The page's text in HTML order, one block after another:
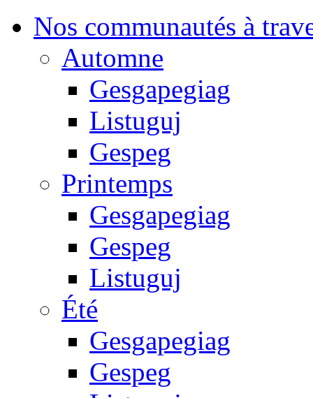
Nos communautés à
Automne
Gesgapegiag
Listuguj
Gespeg
Printemps
Gesgapegiag
Gespeg
Listuguj
Été
Gesgapegiag
Gespeg